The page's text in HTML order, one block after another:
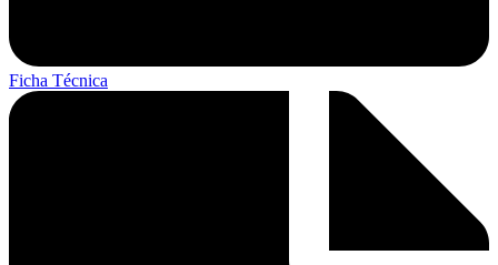
Ficha Técnica